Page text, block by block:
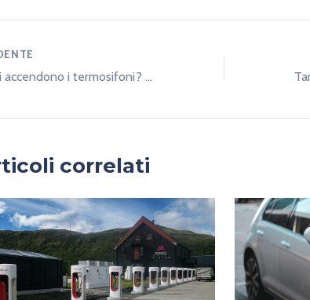
Quando si accendono i termosifoni? Date e orari zona per zona
correlati